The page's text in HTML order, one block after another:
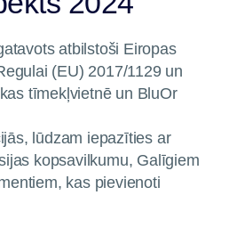
atbilstoši Eiropas
(EU) 2017/1129 un
tīmekļvietnē un BluOr
lūdzam iepazīties ar
kopsavilkumu, Galīgiem
kas pievienoti